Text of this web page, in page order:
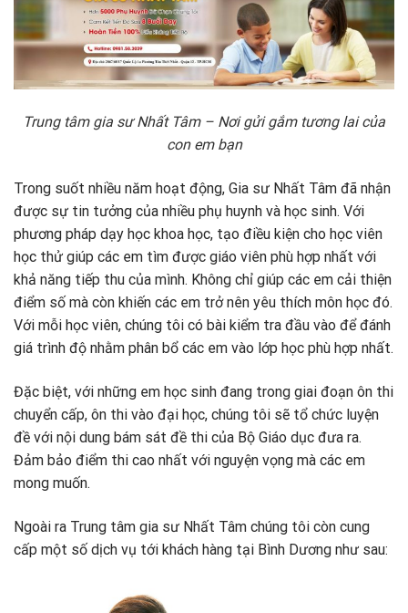
Trung tâm gia sư Nhất Tâm – Nơi gửi gắm tương lai của
con em bạn
Trong suốt nhiều năm hoạt động, Gia sư Nhất Tâm đã nhận
được sự tin tưởng của nhiều phụ huynh và học sinh. Với
phương pháp dạy học khoa học, tạo điều kiện cho học viên
học thử giúp các em tìm được giáo viên phù hợp nhất với
khả năng tiếp thu của mình. Không chỉ giúp các em cải thiện
điểm số mà còn khiến các em trở nên yêu thích môn học đó.
Với mỗi học viên, chúng tôi có bài kiểm tra đầu vào để đánh
giá trình độ nhằm phân bổ các em vào lớp học phù hợp nhất.
Đặc biệt, với những em học sinh đang trong giai đoạn ôn thi
chuyển cấp, ôn thi vào đại học, chúng tôi sẽ tổ chức luyện
đề với nội dung bám sát đề thi của Bộ Giáo dục đưa ra.
Đảm bảo điểm thi cao nhất với nguyện vọng mà các em
mong muốn.
Ngoài ra Trung tâm gia sư Nhất Tâm chúng tôi còn cung
cấp một số dịch vụ tới khách hàng tại Bình Dương như sau: